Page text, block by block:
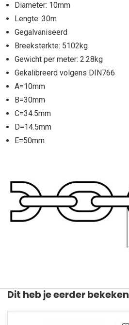
Diameter: 10mm
Lengte: 30m
Gegalvaniseerd
Breeksterkte: 5102kg
Gewicht per meter: 2.28kg
Gekalibreerd volgens DIN766
A=10mm
B=30mm
C=34.5mm
D=14.5mm
E=50mm
Dit heb je eerder bekeken